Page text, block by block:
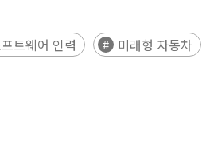
트웨어 인력 미래형 자동차